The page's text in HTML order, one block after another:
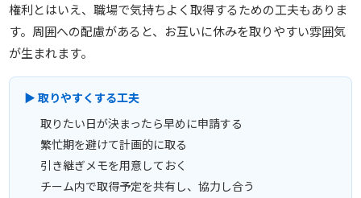
権利とはいえ、職場で気持ちよく取得するための工夫もありま
す。周囲への配慮があると、お互いに休みを取りやすい雰囲気
が生まれます。
▶ 取りやすくする工夫
取りたい日が決まったら早めに申請する
繁忙期を避けて計画的に取る
引き継ぎメモを用意しておく
チーム内で取得予定を共有し、協力し合う